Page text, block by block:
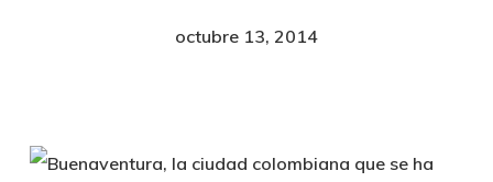
octubre 13, 2014